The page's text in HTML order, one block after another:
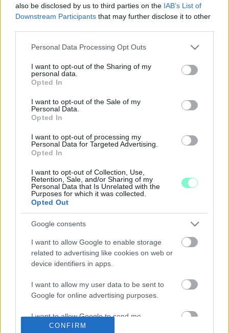
also be disclosed by us to third parties on the IAB’s List of
Downstream Participants that may further disclose it to other
Please note that this website/app uses one or more Google
not limited to your visit or usage behaviour. You may click to
grant or deny consent to Google and its third-party tags to
use your data for below specified purposes in below Google
consent section.
Personal Data Processing Opt Outs
I want to opt-out of the Sharing of my
personal data.
Opted In
I want to opt-out of the Sale of my
Personal Data.
Opted In
I want to opt-out of processing my
Personal Data for Targeted Advertising.
Opted In
I want to opt-out of Collection, Use,
Retention, Sale, and/or Sharing of my
Personal Data that Is Unrelated with the
Purposes for which it was collected.
Opted Out
Google consents
I want to allow Google to enable storage
related to advertising like cookies on web or
device identifiers in apps.
I want to allow my user data to be sent to
Google for online advertising purposes.
I want to allow Google to send me
personalized advertising.
CONFIRM
2023. január. 09. 16:34
A pályaválasztás nem egyszerű döntés. Ehhez ad segítséget a
amivel a középiskola után a diákoknak biztos állásuk lehet,
FOLYTATÓDIK A FIZETÉSEMELÉSEK SORA A
TDK SZOMBATHELYI GYÁREGYSÉGÉBEN
2022. december. 09. 16:58
2021 óta eddig négyszer sikerült bérmegállapodást kötni a
szakszervezetnek a vezetőséggel.
A TDK MUNKATÁRSAI SÜTIVÁSÁRRAL
GYŰJTÖTTEK PÉNZT A MARKUSOVSZKY
KÓRHÁZ GYERMEKOSZTÁLYÁNAK
2021. szeptember. 30. 17:55
Több mint 254 ezer gyűlt össze.
A KORONAVÍRUS MIATT KEZDETT
FELLENDÜLÉSBE A SZOMBATHELYI TDK
Takács Balázs, a cég ügyvezető igazgatója az Ugytudjuk.hu-nak
adott nagyinterjújában azt mondja, hogy még ha vannak is olyan
dolgozók, akik nem értenek egyet a folyamatos teszteléssel, a
gyorsteszt jelenleg a legjobb eszköz arra, hogy munkatársaikat
a munkahelyen megvédjék a koronavírus fertőzéstől.
FEBRUÁR 12-ÉN ÉJFÉLIG MÉG LEHET
JELENTKEZNI AZ ORSZÁG LEGNAGYOBB
DUÁLIS GÉPÉSZMÉRNÖKI KÉPZÉSÉRE
2021. február. 03. 07:51
Havi 105 ezer forint ösztöndíj az egyetem alatt. Biztos állás a